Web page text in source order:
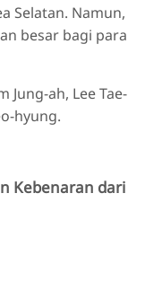
Selatan. Namun,
besar bagi para
Jung-ah, Lee Tae-
hyung.
Kebenaran dari